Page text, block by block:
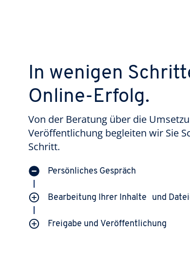
In wenigen
Online-Erfolg.
Von der Beratung über die
Veröffentlichung begleiten wir Sie
Schritt.
Persönliches Gespräch
Bearbeitung Ihrer Inhalte und
Freigabe und Veröffentlichung